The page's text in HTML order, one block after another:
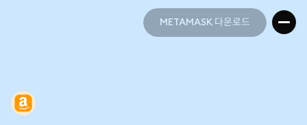
METAMASK 다운로드